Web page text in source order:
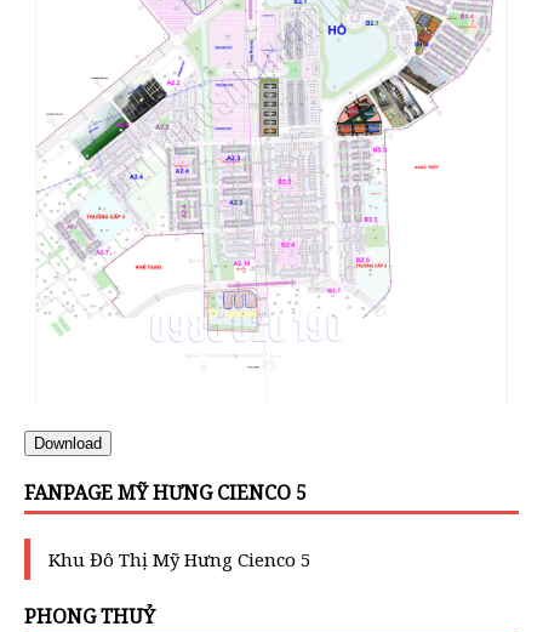
Download
FANPAGE MỸ HƯNG CIENCO 5
Khu Đô Thị Mỹ Hưng Cienco 5
PHONG THUỶ